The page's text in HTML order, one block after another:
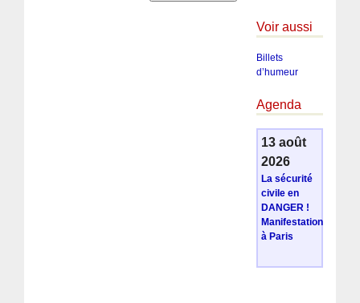
Voir aussi
Billets
d’humeur
Agenda
13 août
2026
La sécurité
civile en
DANGER !
Manifestation
à Paris